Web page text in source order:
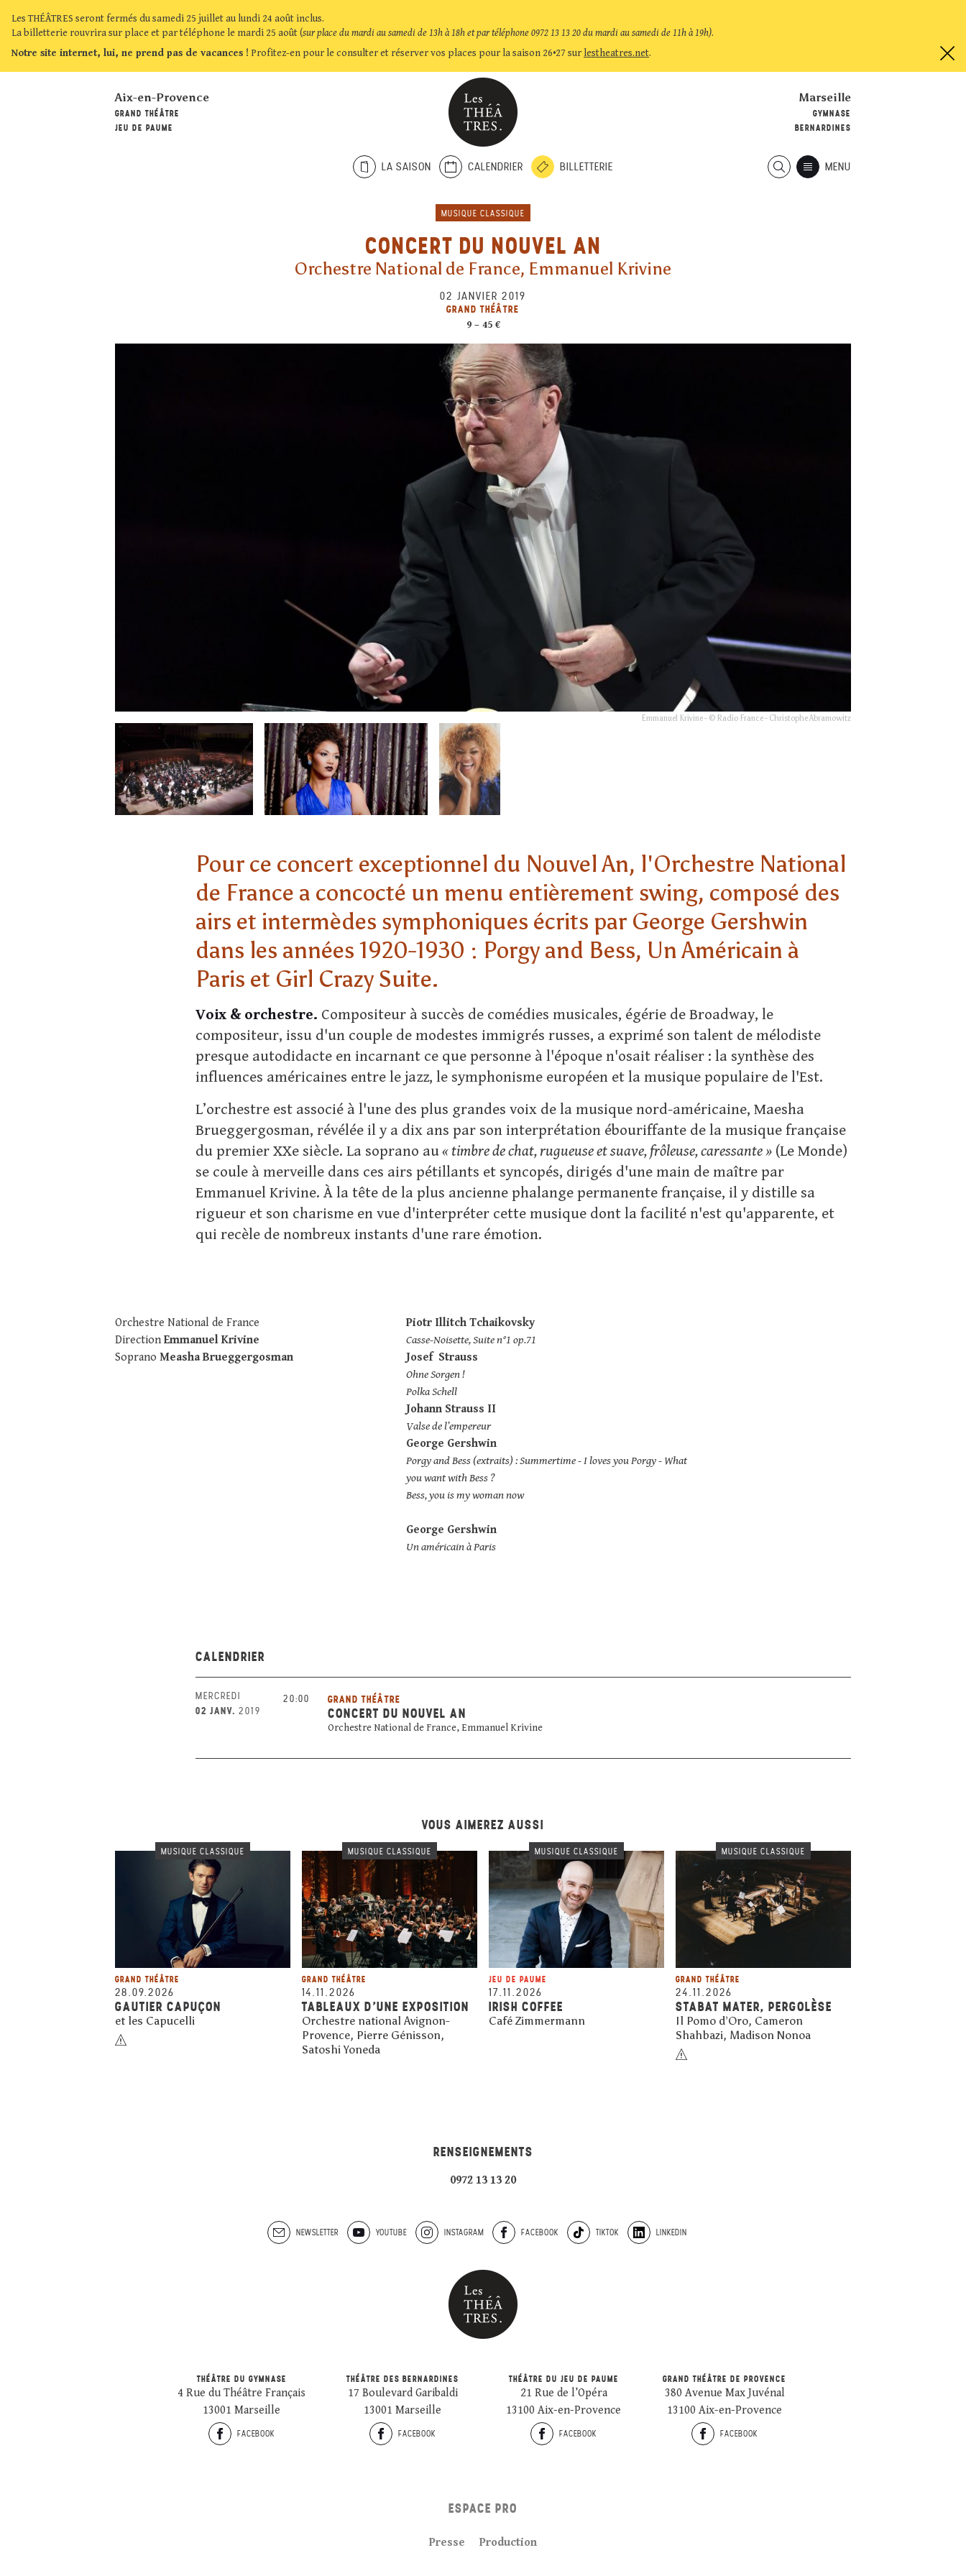
Les THÉÂTRES seront fermés du samedi 25 juillet au lundi 24 août inclus.
La billetterie rouvrira sur place et par téléphone le mardi 25 août (sur place du mardi au samedi de 13h à 18h et par téléphone 0972 13 13 20 du mardi au samedi de 11h à 19h).
Notre site internet, lui, ne prend pas de vacances ! Profitez-en pour le consulter et réserver vos places pour la saison 26•27 sur lestheatres.net.
Marseille
GYMNASE
BERNARDINES
Aix-en-Provence
GRAND THÉÂTRE
JEU DE PAUME
LA SAISON CALENDRIER BILLETTERIE MENU
MUSIQUE CLASSIQUE
CONCERT DU NOUVEL AN
Orchestre National de France, Emmanuel Krivine
02 JANVIER 2019
GRAND THÉÂTRE
9 – 45 €
Emmanuel Krivine - © Radio France - Christophe Abramowitz
Pour ce concert exceptionnel du Nouvel An, l'Orchestre National
de France a concocté un menu entièrement swing, composé des
airs et intermèdes symphoniques écrits par George Gershwin
dans les années 1920-1930 : Porgy and Bess, Un Américain à
Paris et Girl Crazy Suite.
Voix & orchestre. Compositeur à succès de comédies musicales, égérie de Broadway, le
compositeur, issu d'un couple de modestes immigrés russes, a exprimé son talent de mélodiste
presque autodidacte en incarnant ce que personne à l'époque n'osait réaliser : la synthèse des
influences américaines entre le jazz, le symphonisme européen et la musique populaire de l'Est.
L’orchestre est associé à l'une des plus grandes voix de la musique nord-américaine, Maesha
Brueggergosman, révélée il y a dix ans par son interprétation ébouriffante de la musique française
du premier XXe siècle. La soprano au« timbre de chat, rugueuse et suave, frôleuse, caressante » (Le Monde)
se coule à merveille dans ces airs pétillants et syncopés, dirigés d'une main de maître par
Emmanuel Krivine. À la tête de la plus ancienne phalange permanente française, il y distille sa
rigueur et son charisme en vue d'interpréter cette musique dont la facilité n'est qu'apparente, et
qui recèle de nombreux instants d'une rare émotion.
Orchestre National de France
Direction Emmanuel Krivine
Soprano Measha Brueggergosman
Piotr Illitch Tchaikovsky
Casse-Noisette, Suite n°1 op.71
Josef Strauss
Ohne Sorgen !
Polka Schell
Johann Strauss II
Valse de l’empereur
George Gershwin
Porgy and Bess (extraits) : Summertime - I loves you Porgy - What
you want with Bess ?
Bess, you is my woman now
George Gershwin
Un américain à Paris
CALENDRIER
MERCREDI
02 JANV. 2019
20:00 GRAND THÉÂTRE
CONCERT DU NOUVEL AN
Orchestre National de France, Emmanuel Krivine
VOUS AIMEREZ AUSSI
MUSIQUE CLASSIQUE
GRAND THÉÂTRE
28.09.2026
GAUTIER CAPUÇON
et les Capucelli
MUSIQUE CLASSIQUE
GRAND THÉÂTRE
14.11.2026
TABLEAUX D'UNE EXPOSITION
Orchestre national Avignon-
Provence, Pierre Génisson,
Satoshi Yoneda
MUSIQUE CLASSIQUE
JEU DE PAUME
17.11.2026
IRISH COFFEE
Café Zimmermann
MUSIQUE CLASSIQUE
GRAND THÉÂTRE
24.11.2026
STABAT MATER, PERGOLÈSE
Il Pomo d’Oro, Cameron
Shahbazi, Madison Nonoa
RENSEIGNEMENTS
0972 13 13 20
NEWSLETTER YOUTUBE INSTAGRAM FACEBOOK TIKTOK LINKEDIN
THÉÂTRE DU GYMNASE
4 Rue du Théâtre Français
13001 Marseille
FACEBOOK
THÉÂTRE DES BERNARDINES
17 Boulevard Garibaldi
13001 Marseille
FACEBOOK
THÉÂTRE DU JEU DE PAUME
21 Rue de l’Opéra
13100 Aix-en-Provence
FACEBOOK
GRAND THÉÂTRE DE PROVENCE
380 Avenue Max Juvénal
13100 Aix-en-Provence
FACEBOOK
ESPACE PRO
Presse Production